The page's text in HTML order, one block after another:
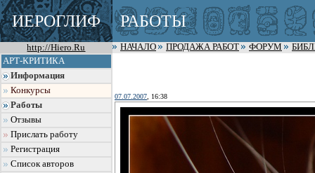
ИЕРОГЛИФ РАБОТЫ
http://Hiero.Ru НАЧАЛО ПРОДАЖА РАБОТ ФОРУМ
АРТ-КРИТИКА
Информация
Конкурсы
Работы
Отзывы
Прислать работу
Регистрация
Список авторов
07.07.2007 , 16:38